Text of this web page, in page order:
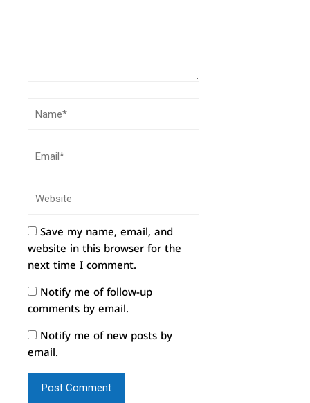
Save my name, email, and
website in this browser for the
next time I comment.
Notify me of follow-up
comments by email.
Notify me of new posts by
email.